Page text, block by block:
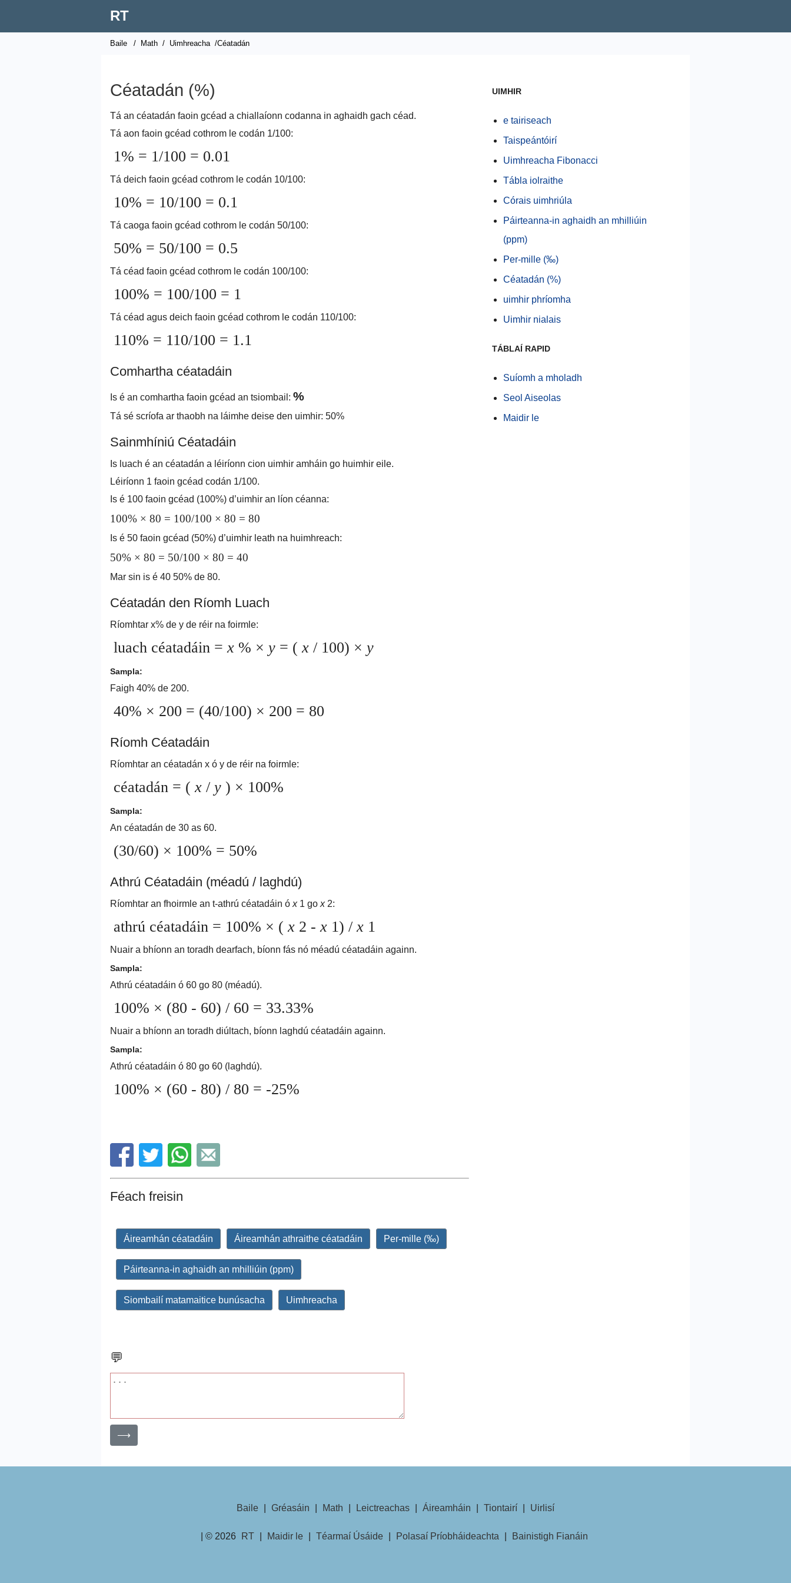
RT
Baile / Math / Uimhreacha /Céatadán
Céatadán (%)
Tá an céatadán faoin gcéad a chiallaíonn codanna in aghaidh gach céad.
Tá aon faoin gcéad cothrom le codán 1/100:
1% = 1/100 = 0.01
Tá deich faoin gcéad cothrom le codán 10/100:
10% = 10/100 = 0.1
Tá caoga faoin gcéad cothrom le codán 50/100:
50% = 50/100 = 0.5
Tá céad faoin gcéad cothrom le codán 100/100:
100% = 100/100 = 1
Tá céad agus deich faoin gcéad cothrom le codán 110/100:
110% = 110/100 = 1.1
Comhartha céatadáin
Is é an comhartha faoin gcéad an tsiombail: %
Tá sé scríofa ar thaobh na láimhe deise den uimhir: 50%
Sainmhíniú Céatadáin
Is luach é an céatadán a léiríonn cion uimhir amháin go huimhir eile.
Léiríonn 1 faoin gcéad codán 1/100.
Is é 100 faoin gcéad (100%) d’uimhir an líon céanna:
100% × 80 = 100/100 × 80 = 80
Is é 50 faoin gcéad (50%) d’uimhir leath na huimhreach:
50% × 80 = 50/100 × 80 = 40
Mar sin is é 40 50% de 80.
Céatadán den Ríomh Luach
Ríomhtar x% de y de réir na foirmle:
luach céatadáin =x % × y = (x / 100) × y
Sampla:
Faigh 40% de 200.
40% × 200 = (40/100) × 200 = 80
Ríomh Céatadáin
Ríomhtar an céatadán x ó y de réir na foirmle:
céatadán = (x / y ) × 100%
Sampla:
An céatadán de 30 as 60.
(30/60) × 100% = 50%
Athrú Céatadáin (méadú / laghdú)
Ríomhtar an fhoirmle an t-athrú céatadáin ó x1 go x2:
athrú céatadáin = 100% × (x 2 -x 1) /x 1
Nuair a bhíonn an toradh dearfach, bíonn fás nó méadú céatadáin againn.
Sampla:
Athrú céatadáin ó 60 go 80 (méadú).
100% × (80 - 60) / 60 = 33.33%
Nuair a bhíonn an toradh diúltach, bíonn laghdú céatadáin againn.
Sampla:
Athrú céatadáin ó 80 go 60 (laghdú).
100% × (60 - 80) / 80 = -25%
Féach freisin
Áireamhán céatadáin Áireamhán athraithe céatadáin Per-mille (‰)
Páirteanna-in aghaidh an mhilliúin (ppm)
Siombailí matamaitice bunúsacha Uimhreacha
💬
⟶
UIMHIR
e tairiseach
Taispeántóirí
Uimhreacha Fibonacci
Tábla iolraithe
Córais uimhriúla
Páirteanna-in aghaidh an mhilliúin
(ppm)
Per-mille (‰)
Céatadán (%)
uimhir phríomha
Uimhir nialais
TÁBLAÍ RAPID
Suíomh a mholadh
Seol Aiseolas
Maidir le
Baile Gréasáin Math Leictreachas Áireamháin Tiontairí Uirlisí
| © 2026 RT Maidir le Téarmaí Úsáide Polasaí Príobháideachta Bainistigh Fianáin